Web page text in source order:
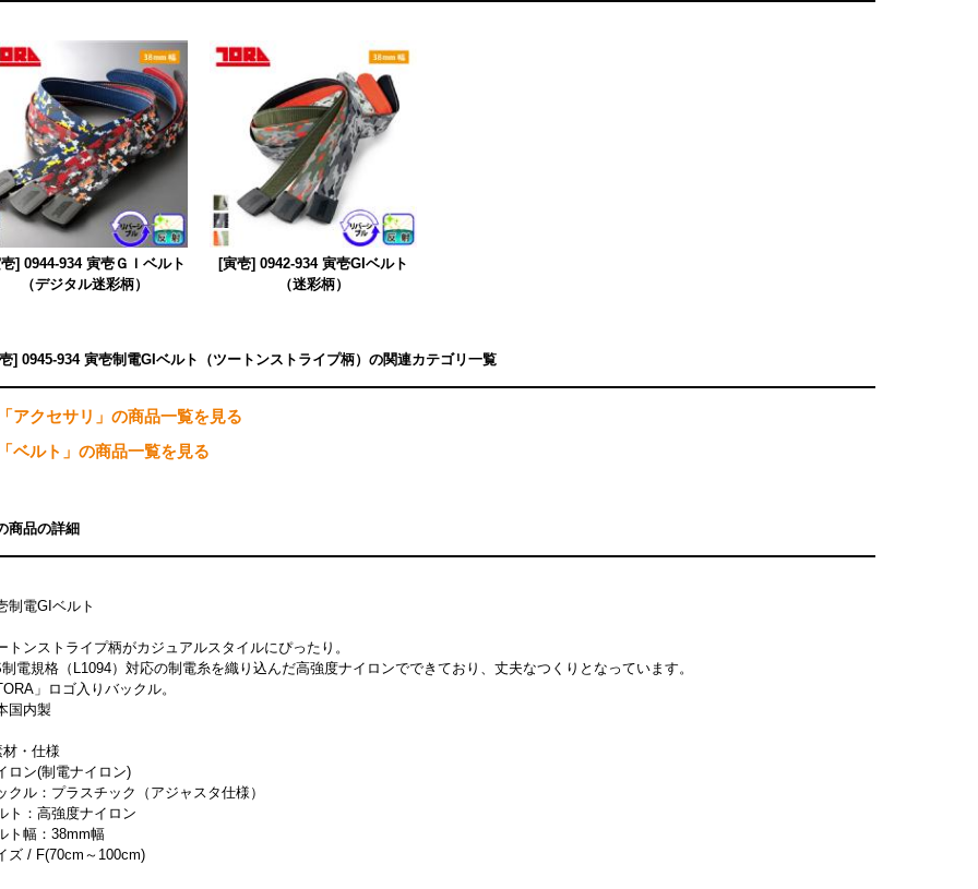
] 0944-934 寅壱ＧＩベルト
（デジタル迷彩柄）
[寅壱] 0942-934 寅壱GIベルト
（迷彩柄）
] 0945-934 寅壱制電GIベルト（ツートンストライプ柄）の関連カテゴリ一覧
アクセサリ」の商品一覧を見る
ベルト」の商品一覧を見る
商品の詳細
制電GIベルト
トンストライプ柄がカジュアルスタイルにぴったり。
電規格（L1094）対応の制電糸を織り込んだ高強度ナイロンでできており、丈夫なつくりとなっています。
」ロゴ入りバックル。
国内製
・仕様
ロン(制電ナイロン)
クル：プラスチック（アジャスタ仕様）
ト：高強度ナイロン
ト幅：38mm幅
ズ / F(70cm～100cm)